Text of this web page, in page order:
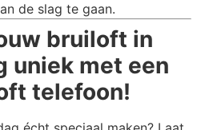
de slag te gaan.
bruiloft in
uniek met een
telefoon!